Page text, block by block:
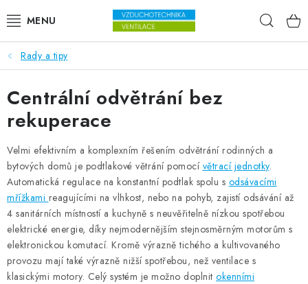
VENTILÁTORY
VZDUCHOTECHNIKA
REKUPERACE
TOPENÍ A CHLAZENÍ
ÚPRAVA VZDUCHU
FILTRY
ODVLHČOVAČE
Rady a tipy
Centrální odvětrání bez
rekuperace
Velmi efektivním a komplexním řešením odvětrání rodinných a
bytových domů je podtlakové větrání pomocí větrací jednotky.
Automatická regulace na konstantní podtlak spolu s odsávacími
mřížkami reagujícími na vlhkost, nebo na pohyb, zajistí odsávání až
4 sanitárních místností a kuchyně s neuvěřitelně nízkou spotřebou
elektrické energie, díky nejmodernějším stejnosměrným motorům s
elektronickou komutací. Kromě výrazně tichého a kultivovaného
provozu mají také výrazně nižší spotřebou, než ventilace s
klasickými motory. Celý systém je možno doplnit okenními